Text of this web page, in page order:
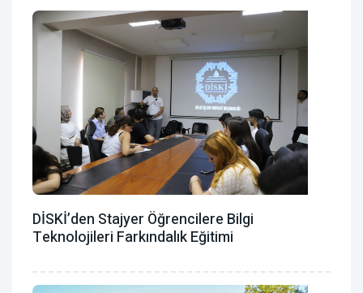
DİSKİ’den Stajyer Öğrencilere Bilgi
Teknolojileri Farkındalık Eğitimi